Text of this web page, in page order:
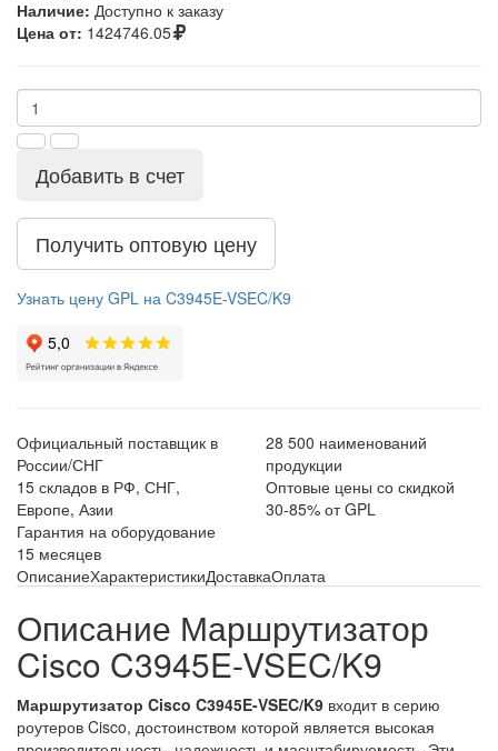
Наличие: Доступно к заказу
Цена от: 1424746.05
Добавить в счет
Получить оптовую цену
Узнать цену GPL на C3945E-VSEC/K9
Официальный поставщик в
России/СНГ
28 500 наименований
продукции
15 складов в РФ, СНГ,
Европе, Азии
Оптовые цены со скидкой
30-85% от GPL
Гарантия на оборудование
15 месяцев
ОписаниеХарактеристикиДоставкаОплата
Описание Маршрутизатор
Cisco C3945E-VSEC/K9
Маршрутизатор Cisco C3945E-VSEC/K9 входит в серию
роутеров Cisco, достоинством которой является высокая